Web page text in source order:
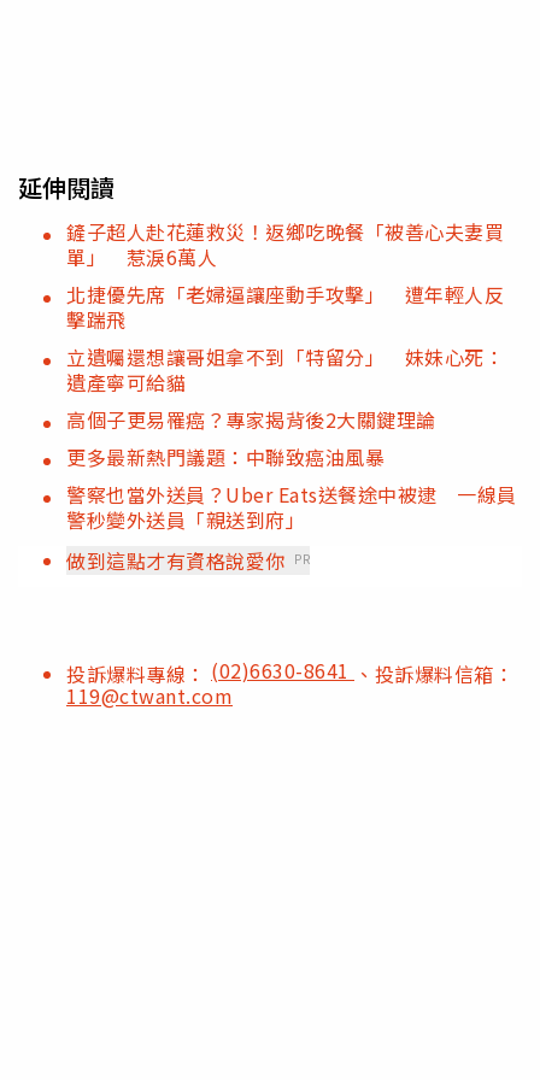
延伸閱讀
鏟子超人赴花蓮救災！返鄉吃晚餐「被善心夫妻買
單」 惹淚6萬人
北捷優先席「老婦逼讓座動手攻擊」 遭年輕人反
擊踹飛
立遺囑還想讓哥姐拿不到「特留分」 妹妹心死：
遺產寧可給貓
高個子更易罹癌？專家揭背後2大關鍵理論
更多最新熱門議題：中聯致癌油風暴
警察也當外送員？Uber Eats送餐途中被逮 一線員
警秒變外送員「親送到府」
做到這點才有資格說愛你 PR
投訴爆料專線： (02)6630-8641 、投訴爆料信箱：
119@ctwant.com